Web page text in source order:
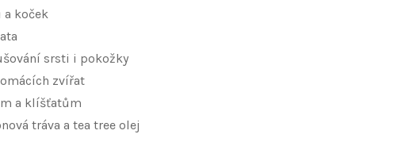
koček
srsti i pokožky
zvířat
a klíšťatům
tráva a tea tree olej